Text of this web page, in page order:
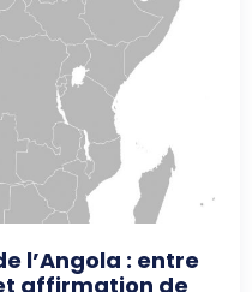
l’Angola : entre
affirmation de